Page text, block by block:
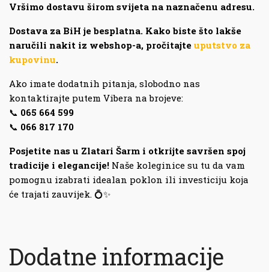
Vršimo dostavu širom svijeta na naznačenu adresu.
Dostava za BiH je besplatna. Kako biste što lakše
naručili nakit iz webshop-a, pročitajte uputstvo za
kupovinu.
Ako imate dodatnih pitanja, slobodno nas
kontaktirajte putem Vibera na brojeve:
📞 065 664 599
📞 066 817 170
Posjetite nas u Zlatari Šarm i otkrijte savršen spoj
tradicije i elegancije! Naše koleginice su tu da vam
pomognu izabrati idealan poklon ili investiciju koja
će trajati zauvijek. 💍✨
Dodatne informacije